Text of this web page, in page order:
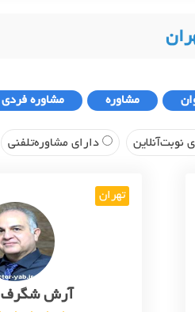
مشاوره مشاوره فردی
نوبت‌آنلاین دارای مشاوره‌تلفنی
تهران
آرش شگرف